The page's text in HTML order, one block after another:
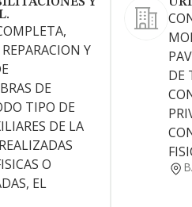
Y
DE
TIPO DE
DE LA
O
EL
DE